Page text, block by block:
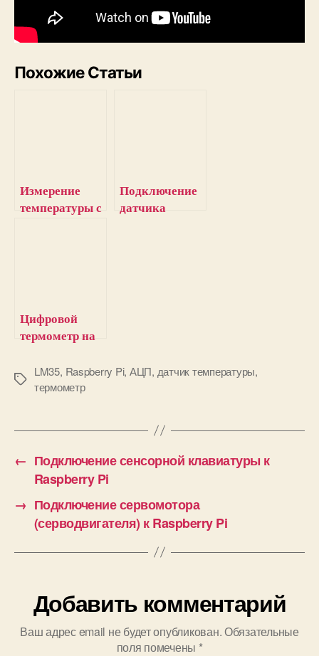
Похожие Статьи
Измерение
температуры с
Подключение
датчика
Цифровой
термометр на
датчике
температуры
М
LM35, Raspberry Pi, АЦП, датчик температуры,
термометр
← Подключение сенсорной клавиатуры к
Raspberry Pi
→ Подключение сервомотора
(серводвигателя) к Raspberry Pi
Добавить комментарий
Ваш адрес email не будет опубликован.Обязательные
поля помечены *